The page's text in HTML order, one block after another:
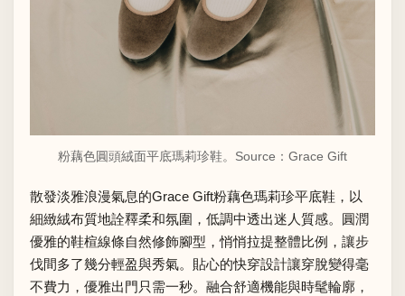
粉藕色圓頭絨面平底瑪莉珍鞋。Source： Grace Gift
散發淡雅浪漫氣息的Grace Gift粉藕色瑪莉珍平底鞋，以
細緻絨布質地詮釋柔和氛圍，低調中透出迷人質感。圓潤
優雅的鞋楦線條自然修飾腳型，悄悄拉提整體比例，讓步
伐間多了幾分輕盈與秀氣。貼心的快穿設計讓穿脫變得毫
不費力，優雅出門只需一秒。融合舒適機能與時髦輪廓，